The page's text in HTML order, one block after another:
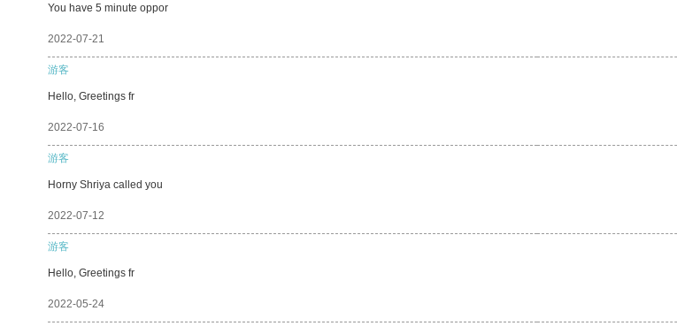
You have 5 minute oppor
2022-07-21
游客
Hello, Greetings fr
2022-07-16
游客
Horny Shriya called you
2022-07-12
游客
Hello, Greetings fr
2022-05-24